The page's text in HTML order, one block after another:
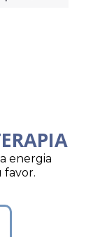
energia
favor.